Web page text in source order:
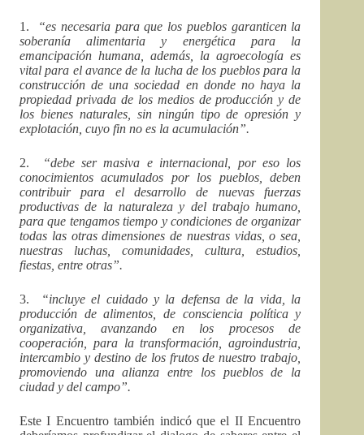
1. “es necesaria para que los pueblos garanticen la
soberanía alimentaria y energética para la
emancipación humana, además, la agroecología es
vital para el avance de la lucha de los pueblos para la
construcción de una sociedad en donde no haya la
propiedad privada de los medios de producción y de
los bienes naturales, sin ningún tipo de opresión y
explotación, cuyo fin no es la acumulación”.
2.
“debe ser masiva e internacional, por eso los
conocimientos acumulados por los pueblos, deben
contribuir para el desarrollo de nuevas fuerzas
productivas de la naturaleza y del trabajo humano,
para que tengamos tiempo y condiciones de organizar
todas las otras dimensiones de nuestras vidas, o sea,
nuestras luchas, comunidades, cultura, estudios,
fiestas, entre otras”.
3. “incluye el cuidado y la defensa de la vida, la
producción de alimentos, de consciencia política y
organizativa, avanzando en los procesos de
cooperación, para la transformación, agroindustria,
intercambio y destino de los frutos de nuestro trabajo,
promoviendo una alianza entre los pueblos de la
ciudad y del campo”.
Este I Encuentro también indicó que el II Encuentro